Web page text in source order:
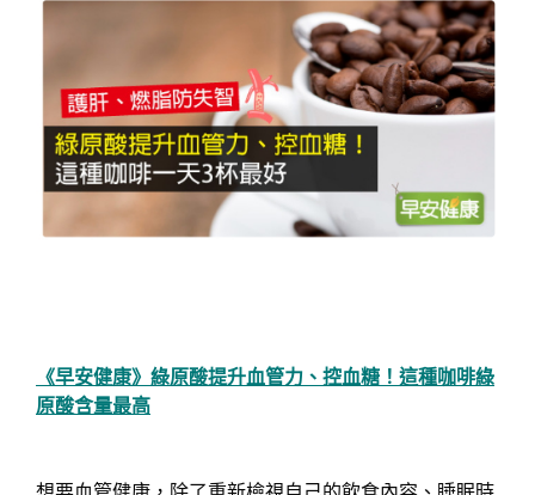
《早安健康》綠原酸提升血管力、控血糖！這種咖啡綠
原酸含量最高